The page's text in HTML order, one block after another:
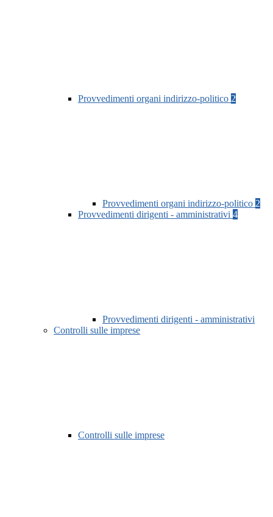
Provvedimenti organi indirizzo-politico 2
Provvedimenti organi indirizzo-politico 2
Provvedimenti dirigenti - amministrativi 4
Provvedimenti dirigenti - amministrativi
Controlli sulle imprese
Controlli sulle imprese